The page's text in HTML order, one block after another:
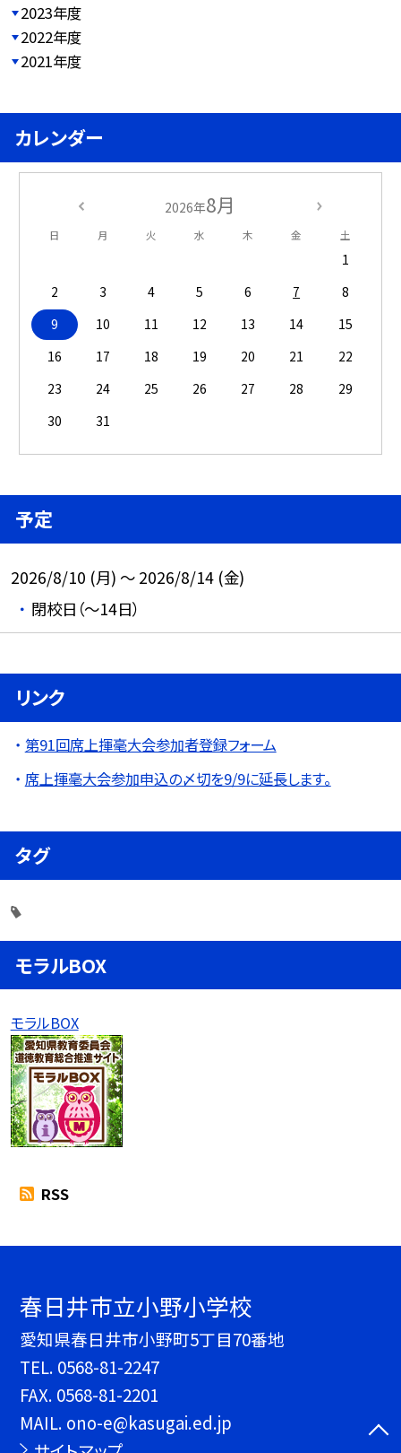
2023年度
2022年度
2021年度
カレンダー
2026年8月
日 月 火 水 木 金 土
1
2
3 4 5 6 7
8
9
10 11 12 13 14
15
16
17 18 19 20 21
22
23
24 25 26 27 28
29
30
31
予定
2026/8/10 (月) ～ 2026/8/14 (金)
閉校日（～14日）
リンク
第91回席上揮毫大会参加者登録フォーム
席上揮毫大会参加申込の〆切を9/9に延長します。
タグ
モラルBOX
モラルBOX
RSS
春日井市立小野小学校
愛知県春日井市小野町5丁目70番地
TEL. 0568-81-2247
FAX. 0568-81-2201
MAIL. ono-e@kasugai.ed.jp